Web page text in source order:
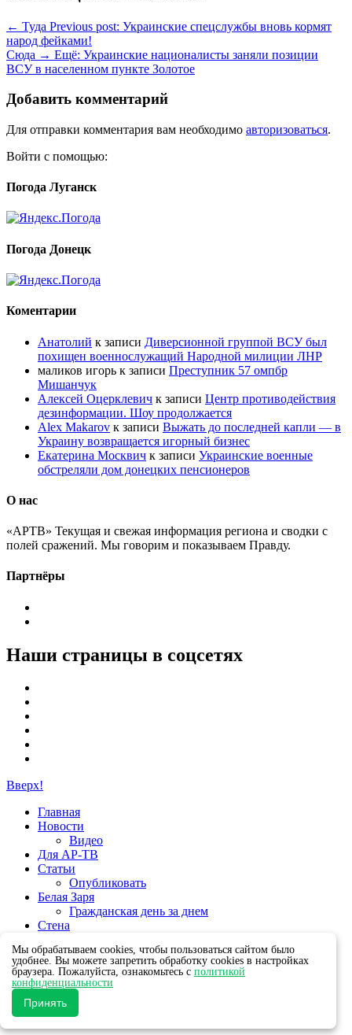
← Туда Previous post: Украинские спецслужбы вновь кормят
народ фейками!
Сюда → Ещё: Украинские националисты заняли позиции
ВСУ в населенном пункте Золотое
Добавить комментарий
Для отправки комментария вам необходимо авторизоваться.
Войти с помощью:
Погода Луганск
Погода Донецк
Коментарии
Анатолий к записи Диверсионной группой ВСУ был
похищен военнослужащий Народной милиции ЛНР
маликов игорь к записи Преступник 57 омпбр
Мишанчук
Алексей Оцерклевич к записи Центр противодействия
дезинформации. Шоу продолжается
Alex Makarov к записи Выжать до последней капли — в
Украину возвращается игорный бизнес
Екатерина Москвич к записи Украинские военные
обстреляли дом донецких пенсионеров
О нас
«АРТВ» Текущая и свежая информация региона и сводки с
полей сражений. Мы говорим и показываем Правду.
Партнёры
Наши страницы в соцсетях
Вверх!
Главная
Новости
Видео
Для АР-ТВ
Статьи
Опубликовать
Белая Заря
Гражданская день за днем
Стена
Мы обрабатываем cookies, чтобы пользоваться сайтом было
удобнее. Вы можете запретить обработку cookies в настройках
браузера. Пожалуйста, ознакомьтесь с политикой
конфиденциальности
Принять